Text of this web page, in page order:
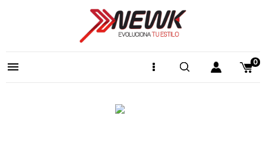
 0